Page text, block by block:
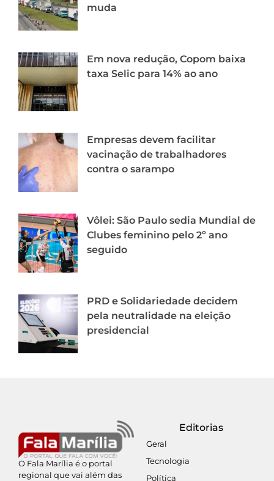
muda
Em nova redução, Copom baixa
taxa Selic para 14% ao ano
Empresas devem facilitar
vacinação de trabalhadores
contra o sarampo
Vôlei: São Paulo sedia Mundial de
Clubes feminino pelo 2º ano
seguido
PRD e Solidariedade decidem
pela neutralidade na eleição
presidencial
O Fala Marília é o portal
regional que vai além das
Editorias
Geral
Tecnologia
Política